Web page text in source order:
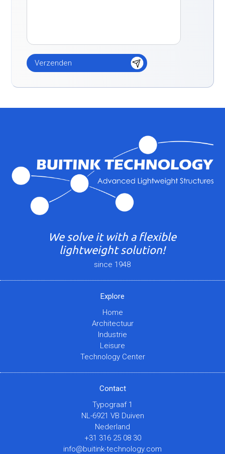
We solve it with a flexible
lightweight solution!
since 1948
Explore
Home
Architectuur
Industrie
Leisure
Technology Center
Contact
Typograaf 1
NL-6921 VB Duiven
Nederland
+31 316 25 08 30
info@buitink-technology.com